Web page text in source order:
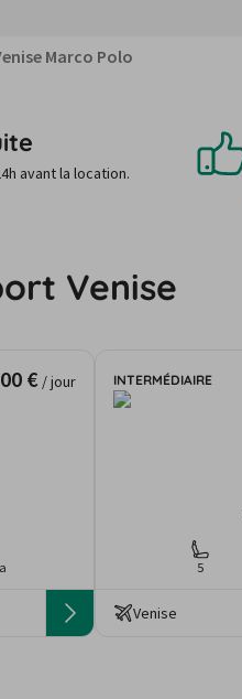
Marco Polo
avant la location.
Venise
€ / jour INTERMÉDIAIRE
5
Venise